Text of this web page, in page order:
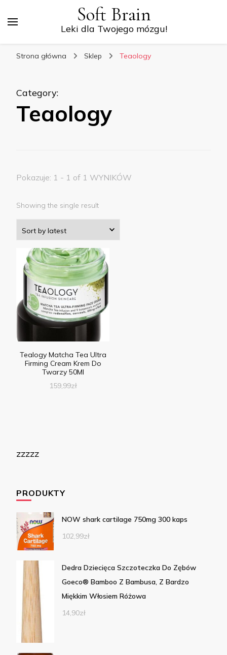
Soft Brain
Leki dla Twojego mózgu!
Strona główna Sklep Teaology
Category:
Teaology
Pokazuje: 1 - 1 of 1 WYNIKÓW
Showing the single result
Tealogy Matcha Tea Ultra
Firming Cream Krem Do
Twarzy 50Ml
159,99zł
zzzzz
PRODUKTY
NOW shark cartilage 750mg 300 kaps
102,99zł
Dedra Dziecięca Szczoteczka Do Zębów
Goeco® Bamboo Z Bambusa, Z Bardzo
Miękkim Włosiem Różowa
14,90zł